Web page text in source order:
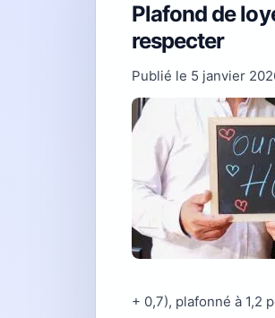
Plafond de
respecter
Publié le 5 janvier
+ 0,7), plafonné à 1,2